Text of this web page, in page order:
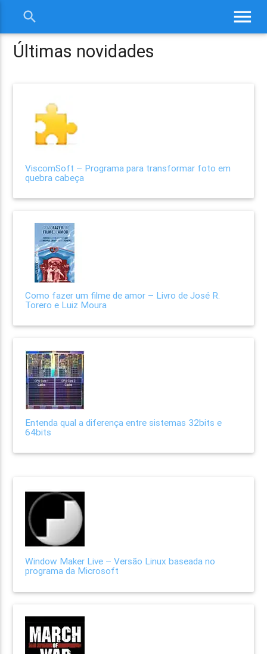
menu
search
Últimas novidades
ViscomSoft – Programa para transformar foto em
quebra cabeça
Como fazer um filme de amor – Livro de José R.
Torero e Luiz Moura
Entenda qual a diferença entre sistemas 32bits e
64bits
Window Maker Live – Versão Linux baseada no
programa da Microsoft